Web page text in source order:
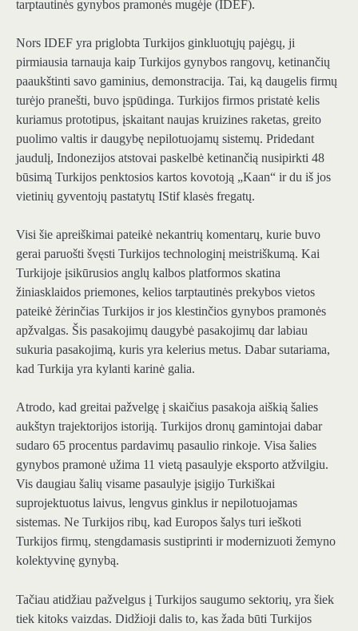
tarptautinės gynybos pramonės mugėje (IDEF).
Nors IDEF yra priglobta Turkijos ginkluotųjų pajėgų, ji
pirmiausia tarnauja kaip Turkijos gynybos rangovų, ketinančių
paaukštinti savo gaminius, demonstracija. Tai, ką daugelis firmų
turėjo pranešti, buvo įspūdinga. Turkijos firmos pristatė kelis
kuriamus prototipus, įskaitant naujas kruizines raketas, greito
puolimo valtis ir daugybę nepilotuojamų sistemų. Pridedant
jaudulį, Indonezijos atstovai paskelbė ketinančią nusipirkti 48
būsimą Turkijos penktosios kartos kovotoją „Kaan“ ir du iš jos
vietinių gyventojų pastatytų IStif klasės fregatų.
Visi šie apreiškimai pateikė nekantrių komentarų, kurie buvo
gerai paruošti švęsti Turkijos technologinį meistriškumą. Kai
Turkijoje įsikūrusios anglų kalbos platformos skatina
žiniasklaidos priemones, kelios tarptautinės prekybos vietos
pateikė žėrinčias Turkijos ir jos klestinčios gynybos pramonės
apžvalgas. Šis pasakojimų daugybė pasakojimų dar labiau
sukuria pasakojimą, kuris yra kelerius metus. Dabar sutariama,
kad Turkija yra kylanti karinė galia.
Atrodo, kad greitai pažvelgę į skaičius pasakoja aiškią šalies
aukštyn trajektorijos istoriją. Turkijos dronų gamintojai dabar
sudaro 65 procentus pardavimų pasaulio rinkoje. Visa šalies
gynybos pramonė užima 11 vietą pasaulyje eksporto atžvilgiu.
Vis daugiau šalių visame pasaulyje įsigijo Turkiškai
suprojektuotus laivus, lengvus ginklus ir nepilotuojamas
sistemas. Ne Turkijos ribų, kad Europos šalys turi ieškoti
Turkijos firmų, stengdamasis sustiprinti ir modernizuoti žemyno
kolektyvinę gynybą.
Tačiau atidžiau pažvelgus į Turkijos saugumo sektorių, yra šiek
tiek kitoks vaizdas. Didžioji dalis to, kas žada būti Turkijos